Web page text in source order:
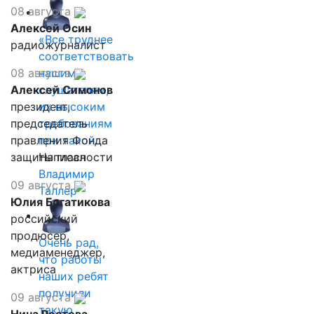
«Все труднее
соответствовать
нашим
слушателям,
их высоким
требованиям
при такой…
Написал
Владимир
Таллер
Очень рад,
что работы
наших ребят
получили
такую
08 августа
Алексей Осин
радиожурналист
08 августа
Алексей Симонов
президент,
председатель
правления Фонда
защиты гласности
09 августа
Юлия Богатикова
российский
продюсер,
медиаменеджер,
актриса
09 августа